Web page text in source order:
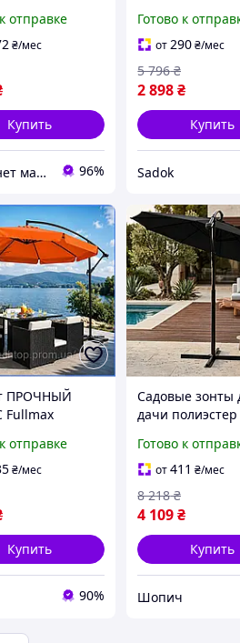
круглый
отправке
₴/мес
Купить
Интернет магазин «Tehnos» 🛒 Лучшие цены! 💯 Быстрая отправка! 🚀 96%
ПОЛЬШЕ для
отдыха на улице,
большой зонт
уличной
садовый
Готово к
от290₴/мес
2 898₴
5 796 ₴
Купить
Sadok
ПРОЧНЫЙ
Fullmax
СТАЛЬНАЯ
зонт
для отдыха
отправке
₴/мес
Купить
90%
Садовые зонты
дачи полиэстер
боковой опорой
Зонт уличный
8 спиц
Готово к
от411 ₴/мес
4 109₴
8 218 ₴
Купить
Шопич